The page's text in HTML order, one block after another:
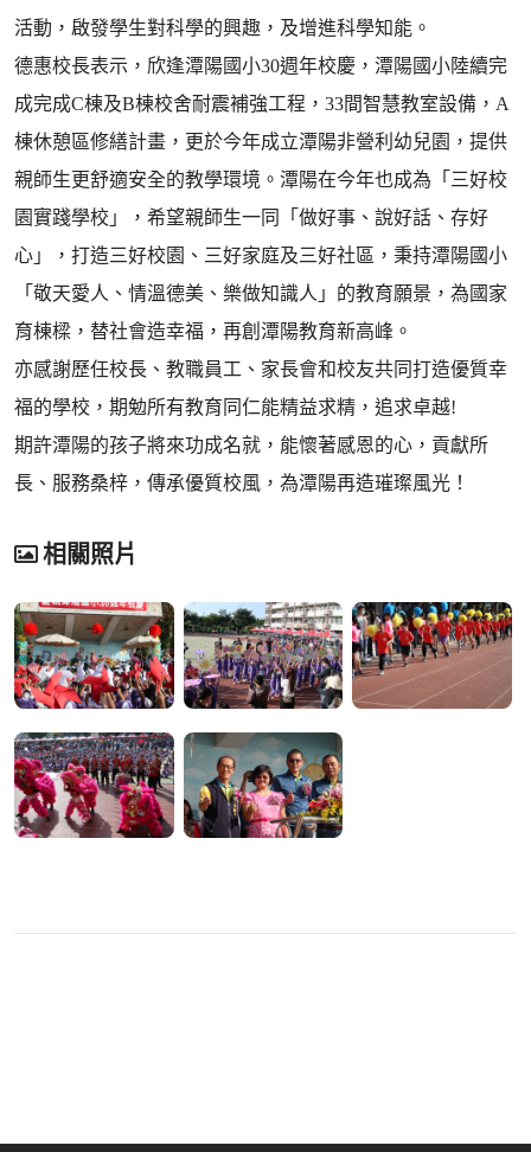
活動，啟發學生對科學的興趣，及增進科學知能。
德惠校長表示，欣逢潭陽國小30週年校慶，潭陽國小陸續完
成完成C棟及B棟校舍耐震補強工程，33間智慧教室設備，A
棟休憩區修繕計畫，更於今年成立潭陽非營利幼兒園，提供
親師生更舒適安全的教學環境。潭陽在今年也成為「三好校
園實踐學校」，希望親師生一同「做好事、說好話、存好
心」，打造三好校園、三好家庭及三好社區，秉持潭陽國小
「敬天愛人、情溫德美、樂做知識人」的教育願景，為國家
育棟樑，替社會造幸福，再創潭陽教育新高峰。
亦感謝歷任校長、教職員工、家長會和校友共同打造優質幸
福的學校，期勉所有教育同仁能精益求精，追求卓越!
期許潭陽的孩子將來功成名就，能懷著感恩的心，貢獻所
長、服務桑梓，傳承優質校風，為潭陽再造璀璨風光！
相關照片